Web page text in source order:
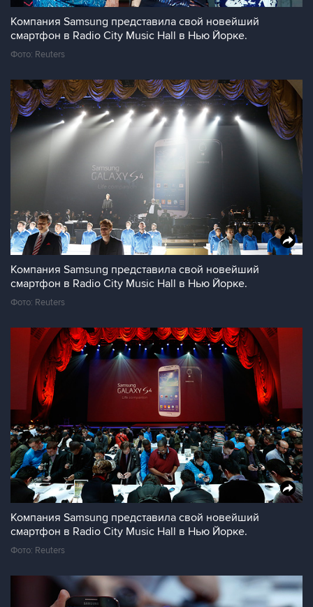
Компания Samsung представила свой новейший
смартфон в Radio City Music Hall в Нью Йорке.
Фото: Reuters
Компания Samsung представила свой новейший
смартфон в Radio City Music Hall в Нью Йорке.
Фото: Reuters
Компания Samsung представила свой новейший
смартфон в Radio City Music Hall в Нью Йорке.
Фото: Reuters